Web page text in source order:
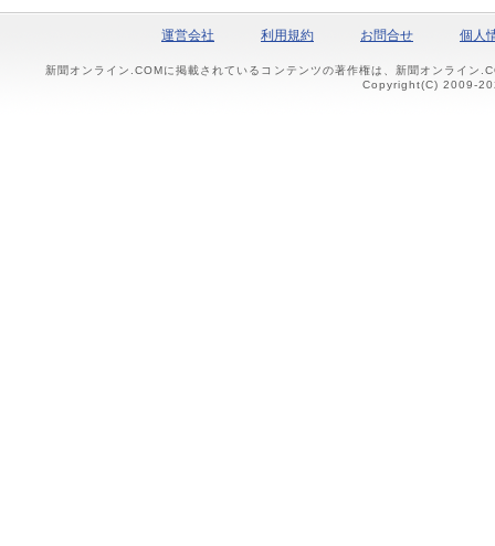
運営会社 利用規約 お問合せ 個人
新聞オンライン.COMに掲載されているコンテンツの著作権は、新聞オンライン
Copyright(C) 2009-